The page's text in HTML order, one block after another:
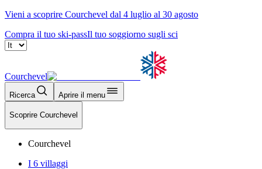
Vieni a scoprire Courchevel dal 4 luglio al 30 agosto
Compra il tuo ski-passIl tuo soggiorno sugli sci
Courchevel
Ricerca Aprire il menu
Scoprire Courchevel
Courchevel
I 6 villaggi